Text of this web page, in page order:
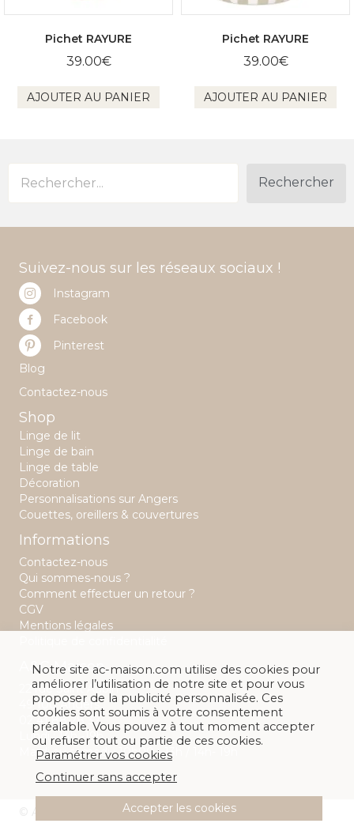
Pichet RAYURE
39.00€
AJOUTER AU PANIER
Pichet RAYURE
39.00€
AJOUTER AU PANIER
Rechercher
Suivez-nous sur les réseaux sociaux !
Instagram
Facebook
Pinterest
Blog
Contactez-nous
Shop
Linge de lit
Linge de bain
Linge de table
Décoration
Personnalisations sur Angers
Couettes, oreillers & couvertures
Informations
Contactez-nous
Qui sommes-nous ?
Comment effectuer un retour ?
CGV
Mentions légales
A&C Maison
22 rue Saint Aubin
49 100 Angers
02 41 88 28 32
Lundi : 14h -19h
Mardi au samedi : 10h00 - 13h / 14h- 19h
© A&C Maison 2026
Notre site ac-maison.com utilise des cookies pour
améliorer l’utilisation de notre site et pour vous
proposer de la publicité personnalisée. Ces
cookies sont soumis à votre consentement
préalable. Vous pouvez à tout moment accepter
ou refuser tout ou partie de ces cookies.
Paramétrer vos cookies
Continuer sans accepter
Accepter les cookies